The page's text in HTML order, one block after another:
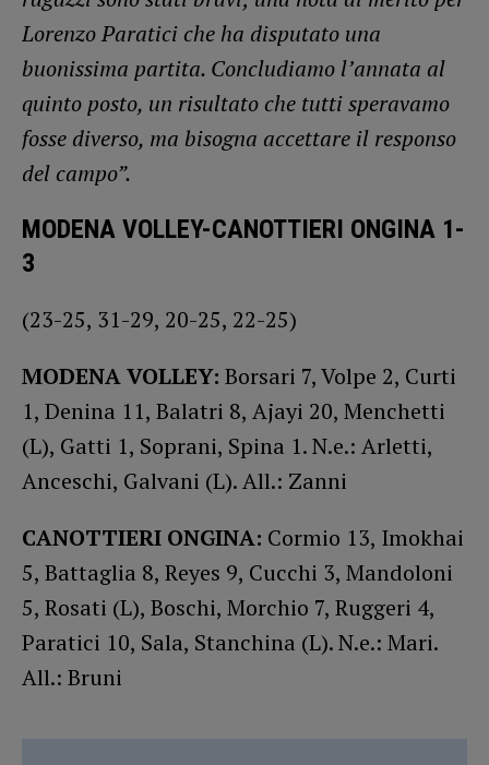
Lorenzo Paratici che ha disputato una
buonissima partita. Concludiamo l’annata al
quinto posto, un risultato che tutti speravamo
fosse diverso, ma bisogna accettare il responso
del campo”.
MODENA VOLLEY-CANOTTIERI ONGINA 1-
3
(23-25, 31-29, 20-25, 22-25)
MODENA VOLLEY: Borsari 7, Volpe 2, Curti
1, Denina 11, Balatri 8, Ajayi 20, Menchetti
(L), Gatti 1, Soprani, Spina 1. N.e.: Arletti,
Anceschi, Galvani (L). All.: Zanni
CANOTTIERI ONGINA: Cormio 13, Imokhai
5, Battaglia 8, Reyes 9, Cucchi 3, Mandoloni
5, Rosati (L), Boschi, Morchio 7, Ruggeri 4,
Paratici 10, Sala, Stanchina (L). N.e.: Mari.
All.: Bruni